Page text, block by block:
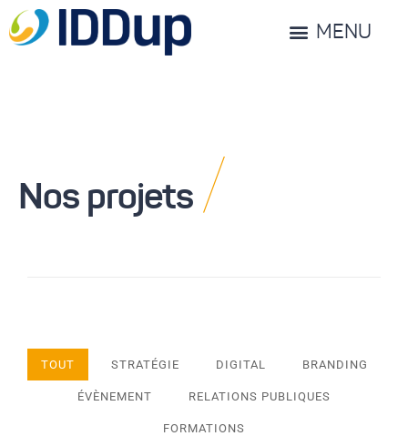
MENU
Nos projets /
TOUT STRATÉGIE DIGITAL BRANDING
ÉVÈNEMENT RELATIONS PUBLIQUES
FORMATIONS